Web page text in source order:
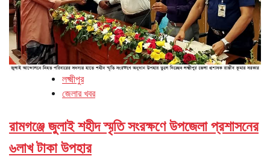
লক্ষ্মীপুর
জেলার খবর
রামগঞ্জে জুলাই শহীদ স্মৃতি সংরক্ষণে উপজেলা প্রশাসনের
৬লাখ টাকা উপহার